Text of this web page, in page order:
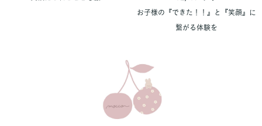
お子様の『できた！！』と『笑顔』に
繋がる体験を